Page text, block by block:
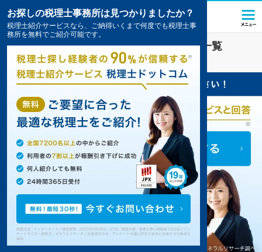
さいたま市西区の税理士・会計事務所の一覧
16件掲載中
お探しの税理士事務所は見つかりましたか？
税理士紹介サービスなら、ご納得いくまで何度でも税理士事
務所を無料でご紹介可能です。